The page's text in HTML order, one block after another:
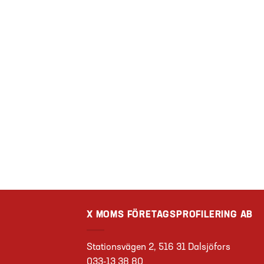
X MOMS FÖRETAGSPROFILERING AB
Stationsvägen 2, 516 31 Dalsjöfors